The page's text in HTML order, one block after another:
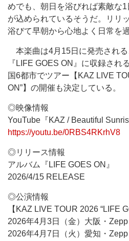
めでも、朝日を浴びれば素敵な
が込められているそうだ。リリ
浴びて早朝から心地よく日常を
本楽曲は4月15日に発売され
『LIFE GOES ON』に収録され
国6都市でツアー【KAZ LIVE
ON”】の開催も決定している。
◎映像情報
YouTube『KAZ / Beautiful
https://youtu.be/0RBS4RKrhV8
◎リリース情報
アルバム『LIFE GOES ON』
2026/4/15 RELEASE
◎公演情報
【KAZ LIVE TOUR 2026 “LIFE
2026年4月3日（金）大阪・
2026年4月7日（火）愛知・